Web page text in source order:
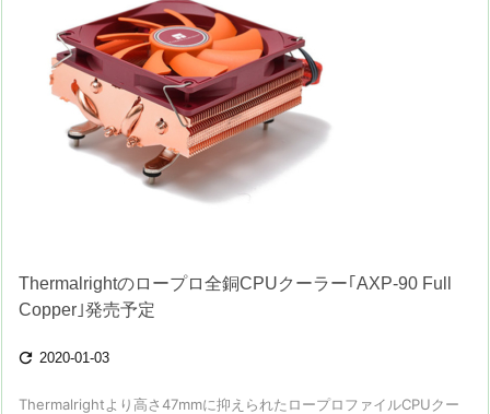
Thermalrightのロープロ全銅CPUクーラー｢AXP-90 Full
Copper｣発売予定
 2020-01-03
Thermalrightより高さ47mmに抑えられたロープロファイルCPUクー